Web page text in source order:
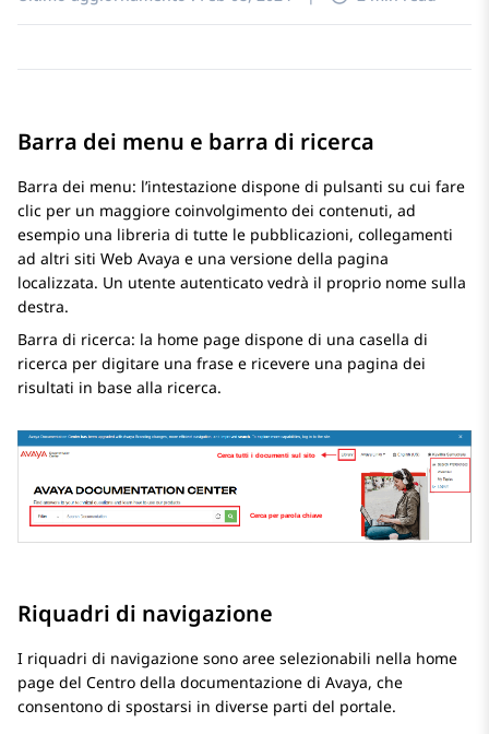
Barra dei menu e barra di ricerca
Barra dei menu: l’intestazione dispone di pulsanti su cui fare
clic per un maggiore coinvolgimento dei contenuti, ad
esempio una libreria di tutte le pubblicazioni, collegamenti
ad altri siti Web Avaya e una versione della pagina
localizzata. Un utente autenticato vedrà il proprio nome sulla
destra.
Barra di ricerca: la home page dispone di una casella di
ricerca per digitare una frase e ricevere una pagina dei
risultati in base alla ricerca.
Riquadri di navigazione
I riquadri di navigazione sono aree selezionabili nella home
page del Centro della documentazione di Avaya, che
consentono di spostarsi in diverse parti del portale.